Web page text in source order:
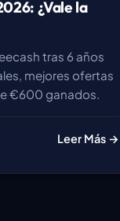
¿Vale la
tras 6 años
mejores ofertas
€600 ganados.
Leer Más →